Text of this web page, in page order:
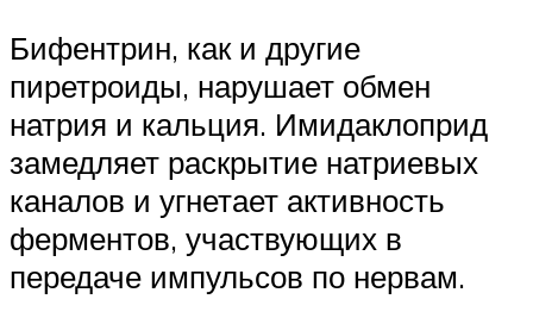
Бифентрин, как и другие
пиретроиды, нарушает обмен
натрия и кальция. Имидаклоприд
замедляет раскрытие натриевых
каналов и угнетает активность
ферментов, участвующих в
передаче импульсов по нервам.